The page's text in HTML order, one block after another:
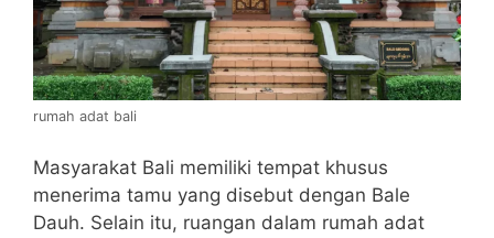
rumah adat bali
Masyarakat Bali memiliki tempat khusus
menerima tamu yang disebut dengan Bale
Dauh. Selain itu, ruangan dalam rumah adat